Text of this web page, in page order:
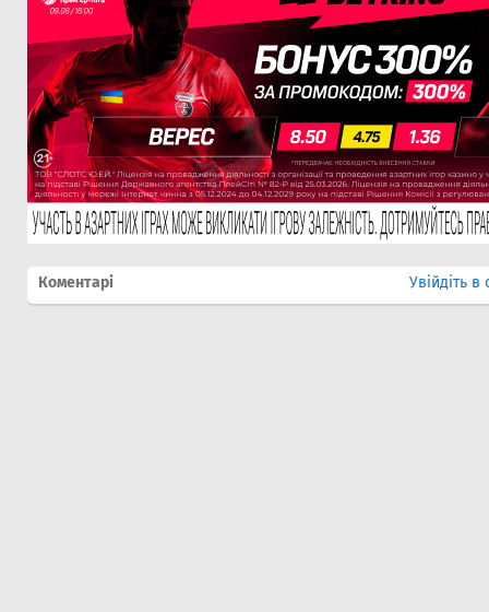
Коментарі Увійдіть в